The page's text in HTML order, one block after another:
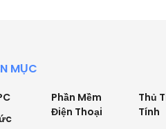
MỤC
Phần Mềm
Điện Thoại
Thủ
Tính